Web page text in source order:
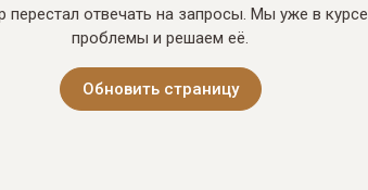
перестал отвечать на запросы. Мы уже в курсе
проблемы и решаем её.
Обновить страницу